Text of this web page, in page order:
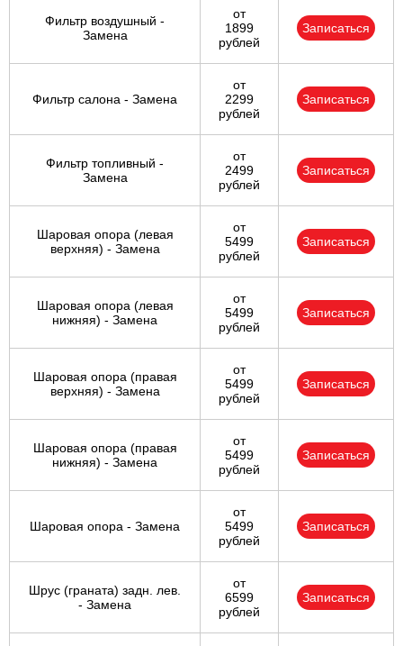
Фильтр воздушный -
Замена
от
1899
рублей
Записаться
Фильтр салона - Замена
от
2299
рублей
Записаться
Фильтр топливный -
Замена
от
2499
рублей
Записаться
Шаровая опора (левая
верхняя) - Замена
от
5499
рублей
Записаться
Шаровая опора (левая
нижняя) - Замена
от
5499
рублей
Записаться
Шаровая опора (правая
верхняя) - Замена
от
5499
рублей
Записаться
Шаровая опора (правая
нижняя) - Замена
от
5499
рублей
Записаться
Шаровая опора - Замена
от
5499
рублей
Записаться
Шрус (граната) задн. лев.
- Замена
от
6599
рублей
Записаться